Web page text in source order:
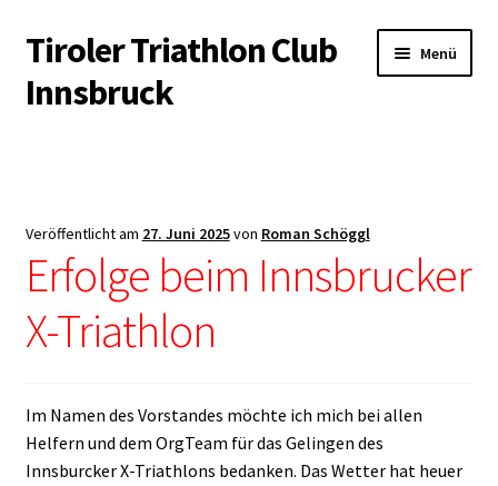
Zur
Navigation
springen
Zum
Inhalt
springen
Tiroler Triathlon Club
Innsbruck
Menü
Der Verein
öffnen
Trainingsangebot
Kontakt & Infopool
Veröffentlicht am 27. Juni 2025von Roman Schöggl
Erfolge beim Innsbrucker
X-Triathlon
Im Namen des Vorstandes möchte ich mich bei allen
Helfern und dem OrgTeam für das Gelingen des
Innsburcker X-Triathlons bedanken. Das Wetter hat heuer